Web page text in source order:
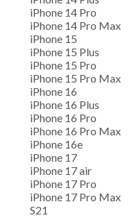
iPhone 14 Pro
iPhone 14 Pro Max
iPhone 15
iPhone 15 Plus
iPhone 15 Pro
iPhone 15 Pro Max
iPhone 16
iPhone 16 Plus
iPhone 16 Pro
iPhone 16 Pro Max
iPhone 16e
iPhone 17
iPhone 17 air
iPhone 17 Pro
iPhone 17 Pro Max
S21